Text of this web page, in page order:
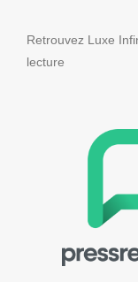
Retrouvez Luxe
lecture